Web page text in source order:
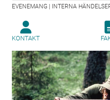
EVENEMANG | INTERNA HÄNDELSER
KONTAKT